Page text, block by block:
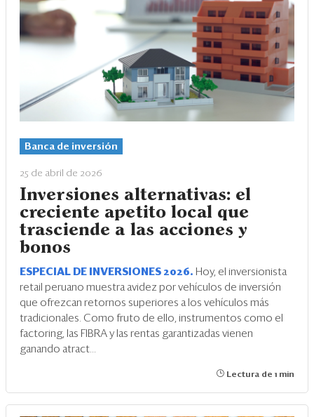
Management
Economía y Finanzas
Legal y Política
Eventos
Blogs
Ranking CEO
Edición Impresa
Banca de inversión
25 de abril de 2026
Inversiones alternativas: el
creciente apetito local que
trasciende a las acciones y
bonos
ESPECIAL DE INVERSIONES 2026. Hoy, el inversionista
retail peruano muestra avidez por vehículos de inversión
que ofrezcan retornos superiores a los vehículos más
tradicionales. Como fruto de ello, instrumentos como el
factoring, las FIBRA y las rentas garantizadas vienen
ganando atract...
Lectura de 1 min